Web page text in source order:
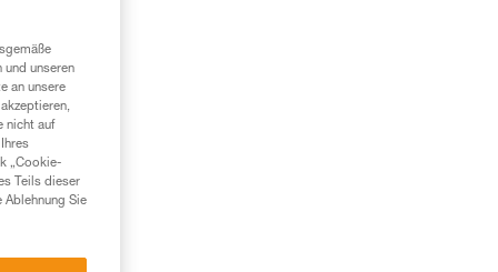
und unseren
an unsere
nicht auf
„Cookie-
Teils dieser
Ablehnung Sie